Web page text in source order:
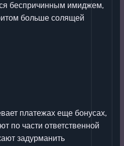
беспричинным имиджем,
больше солящей
платежах еще бонусах,
по части ответственной
задурманить